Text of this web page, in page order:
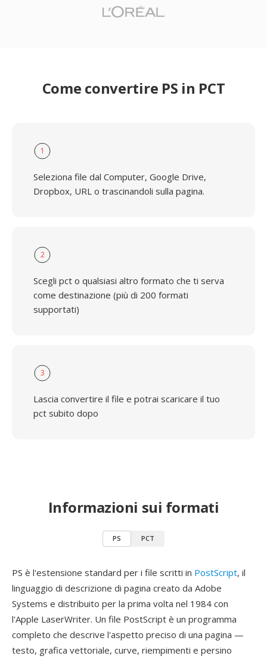
Come convertire PS in PCT
1
Seleziona file dal Computer, Google Drive,
Dropbox, URL o trascinandoli sulla pagina.
2
Scegli pct o qualsiasi altro formato che ti serva
come destinazione (più di 200 formati
supportati)
3
Lascia convertire il file e potrai scaricare il tuo
pct subito dopo
Informazioni sui formati
PS PCT
PS è l'estensione standard per i file scritti in PostScript, il
linguaggio di descrizione di pagina creato da Adobe
Systems e distribuito per la prima volta nel 1984 con
l'Apple LaserWriter. Un file PostScript è un programma
completo che descrive l'aspetto preciso di una pagina —
testo, grafica vettoriale, curve, riempimenti e persino